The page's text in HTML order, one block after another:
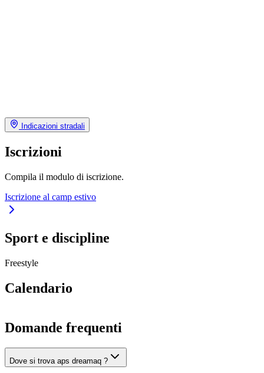
Indicazioni stradali
Iscrizioni
Compila il modulo di iscrizione.
Iscrizione al camp estivo
Sport e discipline
Freestyle
Calendario
Domande frequenti
Dove si trova aps dreamaq ?